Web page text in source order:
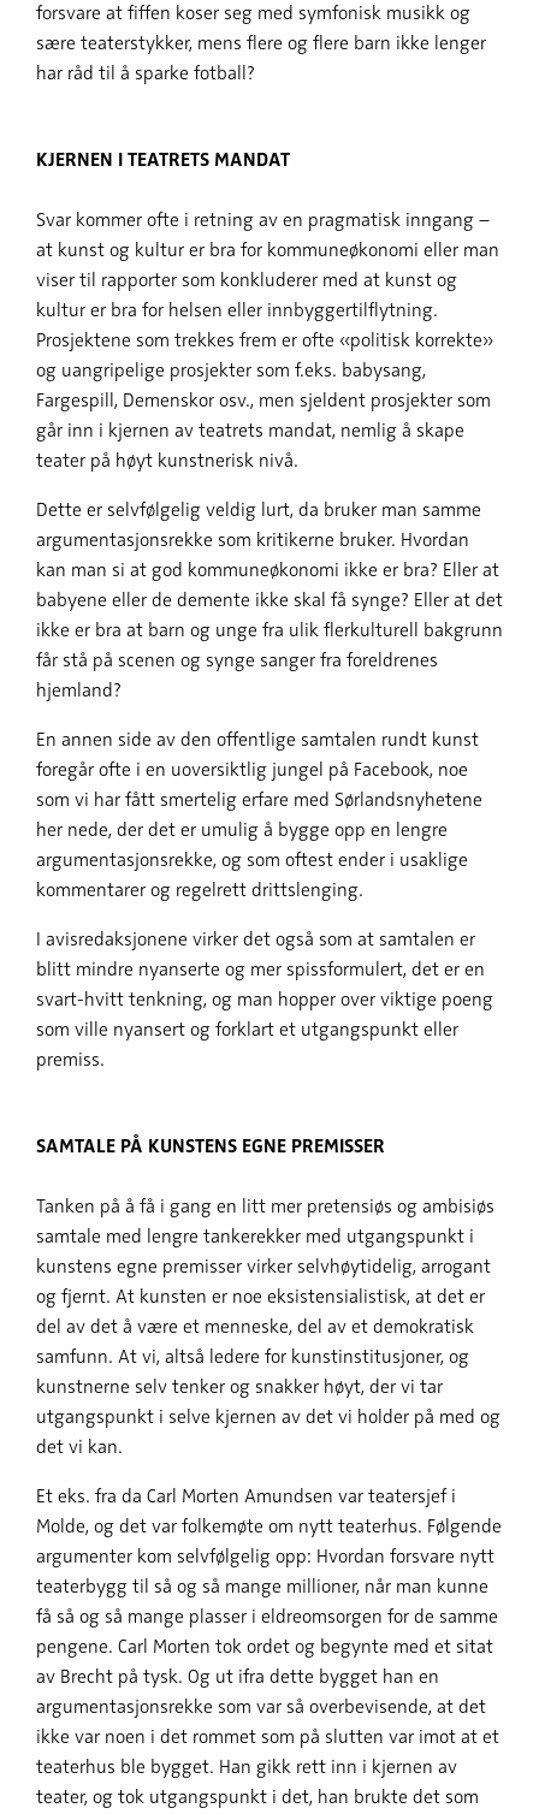
forsvare at fiffen koser seg med symfonisk musikk og
sære teaterstykker, mens flere og flere barn ikke lenger
har råd til å sparke fotball?
KJERNEN I TEATRETS MANDAT
Svar kommer ofte i retning av en pragmatisk inngang –
at kunst og kultur er bra for kommuneøkonomi eller man
viser til rapporter som konkluderer med at kunst og
kultur er bra for helsen eller innbyggertilflytning.
Prosjektene som trekkes frem er ofte «politisk korrekte»
og uangripelige prosjekter som f.eks. babysang,
Fargespill, Demenskor osv., men sjeldent prosjekter som
går inn i kjernen av teatrets mandat, nemlig å skape
teater på høyt kunstnerisk nivå.
Dette er selvfølgelig veldig lurt, da bruker man samme
argumentasjonsrekke som kritikerne bruker. Hvordan
kan man si at god kommuneøkonomi ikke er bra? Eller at
babyene eller de demente ikke skal få synge? Eller at det
ikke er bra at barn og unge fra ulik flerkulturell bakgrunn
får stå på scenen og synge sanger fra foreldrenes
hjemland?
En annen side av den offentlige samtalen rundt kunst
foregår ofte i en uoversiktlig jungel på Facebook, noe
som vi har fått smertelig erfare med Sørlandsnyhetene
her nede, der det er umulig å bygge opp en lengre
argumentasjonsrekke, og som oftest ender i usaklige
kommentarer og regelrett drittslenging.
I avisredaksjonene virker det også som at samtalen er
blitt mindre nyanserte og mer spissformulert, det er en
svart-hvitt tenkning, og man hopper over viktige poeng
som ville nyansert og forklart et utgangspunkt eller
premiss.
SAMTALE PÅ KUNSTENS EGNE PREMISSER
Tanken på å få i gang en litt mer pretensiøs og ambisiøs
samtale med lengre tankerekker med utgangspunkt i
kunstens egne premisser virker selvhøytidelig, arrogant
og fjernt. At kunsten er noe eksistensialistisk, at det er
del av det å være et menneske, del av et demokratisk
samfunn. At vi, altså ledere for kunstinstitusjoner, og
kunstnerne selv tenker og snakker høyt, der vi tar
utgangspunkt i selve kjernen av det vi holder på med og
det vi kan.
Et eks. fra da Carl Morten Amundsen var teatersjef i
Molde, og det var folkemøte om nytt teaterhus. Følgende
argumenter kom selvfølgelig opp: Hvordan forsvare nytt
teaterbygg til så og så mange millioner, når man kunne
få så og så mange plasser i eldreomsorgen for de samme
pengene. Carl Morten tok ordet og begynte med et sitat
av Brecht på tysk. Og ut ifra dette bygget han en
argumentasjonsrekke som var så overbevisende, at det
ikke var noen i det rommet som på slutten var imot at et
teaterhus ble bygget. Han gikk rett inn i kjernen av
teater, og tok utgangspunkt i det, han brukte det som